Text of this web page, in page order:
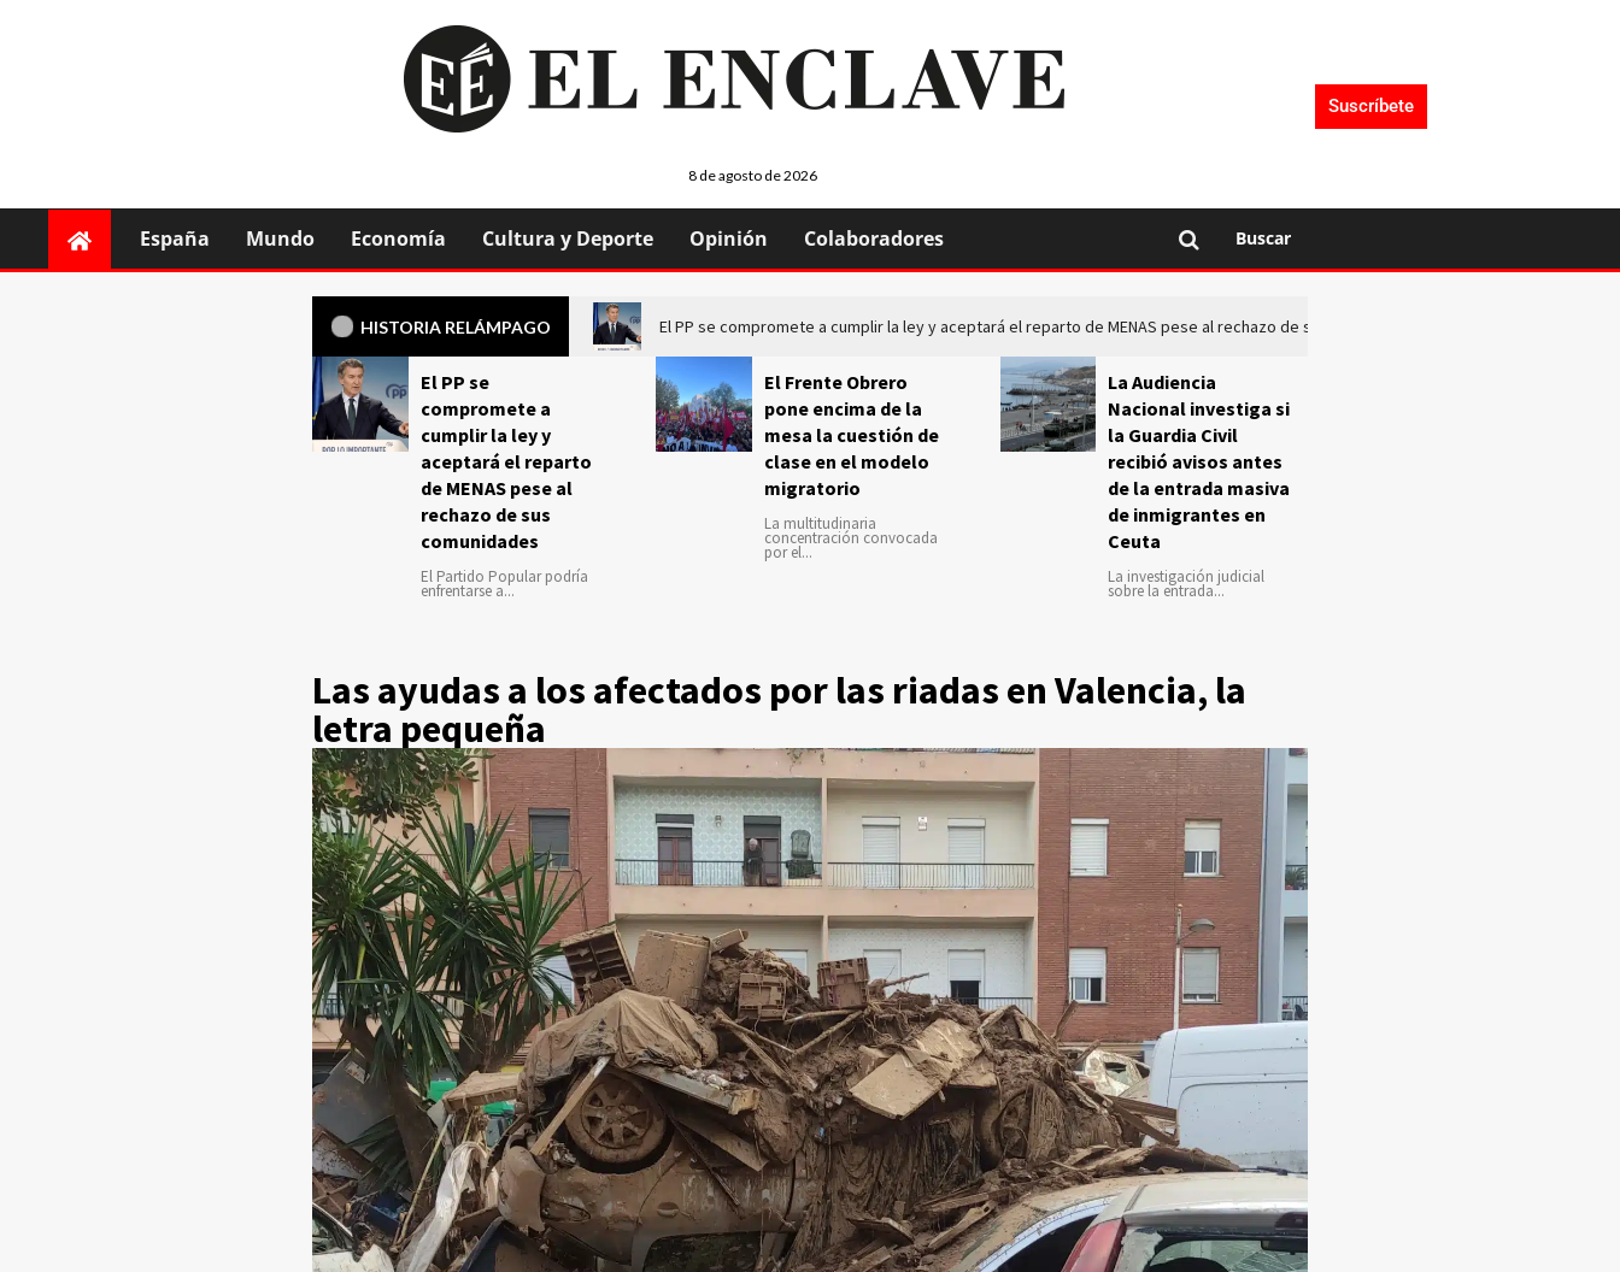
8 de agosto de 2026
Suscríbete
España Mundo Economía Cultura y Deporte Opinión Colaboradores Buscar
HISTORIA RELÁMPAGO El PP se compromete a cumplir la ley y aceptará el reparto de MENAS pese al rechazo de sus comunidades
El PP se
compromete a
cumplir la ley y
aceptará el reparto
de MENAS pese al
rechazo de sus
comunidades
El Partido Popular podría
enfrentarse a...
El Frente Obrero
pone encima de la
mesa la cuestión de
clase en el modelo
migratorio
La multitudinaria
concentración convocada
por el...
La Audiencia
Nacional investiga si
la Guardia Civil
recibió avisos antes
de la entrada masiva
de inmigrantes en
Ceuta
La investigación judicial
sobre la entrada...
Las ayudas a los afectados por las riadas en Valencia, la
letra pequeña